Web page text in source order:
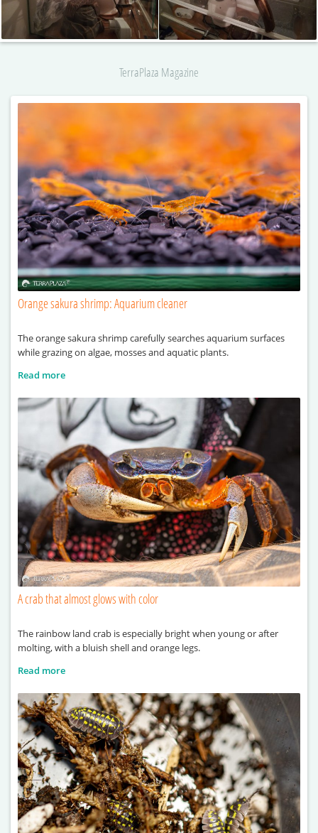
TerraPlaza Magazine
Orange sakura shrimp: Aquarium cleaner
The orange sakura shrimp carefully searches aquarium surfaces
while grazing on algae, mosses and aquatic plants.
Read more
A crab that almost glows with color
The rainbow land crab is especially bright when young or after
molting, with a bluish shell and orange legs.
Read more